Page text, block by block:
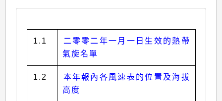
1.1
二零零二年一月一日生效的熱帶
氣旋名單
1.2
本年報內各風速表的位置及海拔
高度